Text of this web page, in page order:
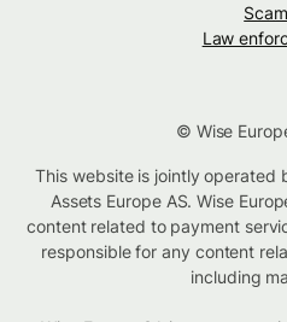
Law
© Wise
This website is jointly operated
Assets Europe AS. Wise
content related to payment
responsible for any content
including